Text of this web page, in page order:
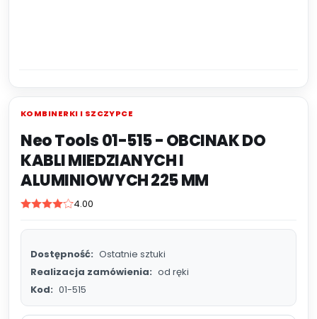
KOMBINERKI I SZCZYPCE
Neo Tools 01-515 - OBCINAK DO
KABLI MIEDZIANYCH I
ALUMINIOWYCH 225 MM
4.00
Dostępność: Ostatnie sztuki
Realizacja zamówienia: od ręki
Kod: 01-515